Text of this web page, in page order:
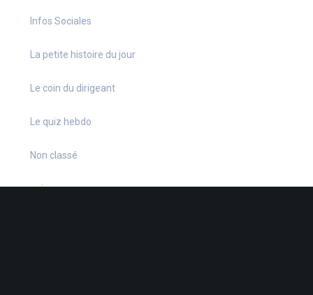
Infos Sociales
La petite histoire du jour
Le coin du dirigeant
Le quiz hebdo
Non classé
quizz